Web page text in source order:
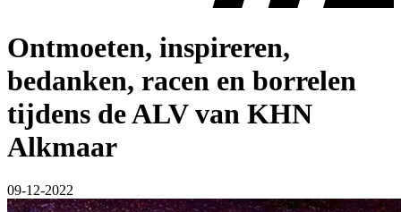
Ontmoeten, inspireren,
bedanken, racen en borrelen
tijdens de ALV van KHN
Alkmaar
09-12-2022